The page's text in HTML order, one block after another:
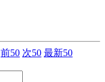
前50 次50 最新50